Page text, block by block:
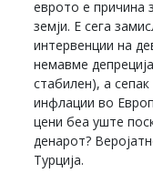
еврото е причина
земји. Е сега
интервенции на
немавме
стабилен), а
инфлации во
цени беа уште
денарот?
Турција.